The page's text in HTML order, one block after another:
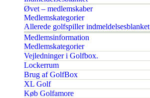
Øvet – medlemskaber
Medlemskategorier
Allerede golfspiller indmeldelsesblanket
Medlemsinformation
Medlemskategorier
Vejledninger i Golfbox.
Lockerrum
Brug af GolfBox
XL Golf
Køb Golfamore